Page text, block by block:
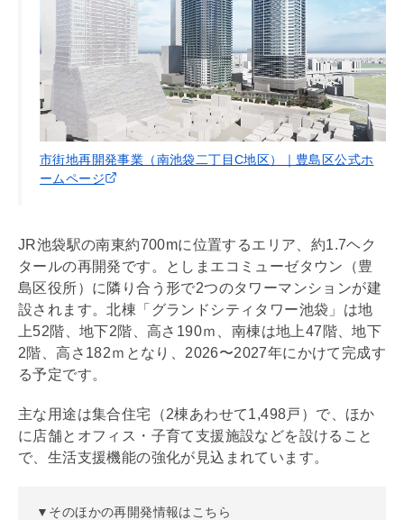
市街地再開発事業（南池袋二丁目C地区）｜豊島区公式ホ
ームページ
JR池袋駅の南東約700mに位置するエリア、約1.7ヘク
タールの再開発です。としまエコミューゼタウン（豊
島区役所）に隣り合う形で2つのタワーマンションが建
設されます。北棟「グランドシティタワー池袋」は地
上52階、地下2階、高さ190ｍ、南棟は地上47階、地下
2階、高さ182ｍとなり、2026〜2027年にかけて完成す
る予定です。
主な用途は集合住宅（2棟あわせて1,498戸）で、ほか
に店舗とオフィス・子育て支援施設などを設けること
で、生活支援機能の強化が見込まれています。
▼そのほかの再開発情報はこちら